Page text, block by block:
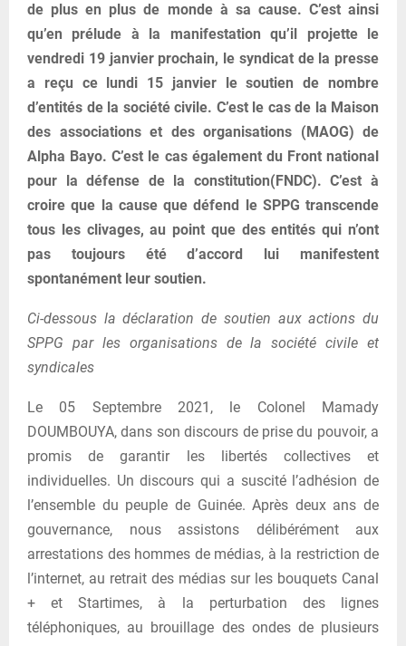
de plus en plus de monde à sa cause. C’est ainsi
qu’en prélude à la manifestation qu’il projette le
vendredi 19 janvier prochain, le syndicat de la presse
a reçu ce lundi 15 janvier le soutien de nombre
d’entités de la société civile. C’est le cas de la Maison
des associations et des organisations (MAOG) de
Alpha Bayo. C’est le cas également du Front national
pour la défense de la constitution(FNDC). C’est à
croire que la cause que défend le SPPG transcende
tous les clivages, au point que des entités qui n’ont
pas toujours été d’accord lui manifestent
spontanément leur soutien.
Ci-dessous la déclaration de soutien aux actions du
SPPG par les organisations de la société civile et
syndicales
Le 05 Septembre 2021, le Colonel Mamady
DOUMBOUYA, dans son discours de prise du pouvoir, a
promis de garantir les libertés collectives et
individuelles. Un discours qui a suscité l’adhésion de
l’ensemble du peuple de Guinée. Après deux ans de
gouvernance, nous assistons délibérément aux
arrestations des hommes de médias, à la restriction de
l’internet, au retrait des médias sur les bouquets Canal
+ et Startimes, à la perturbation des lignes
téléphoniques, au brouillage des ondes de plusieurs